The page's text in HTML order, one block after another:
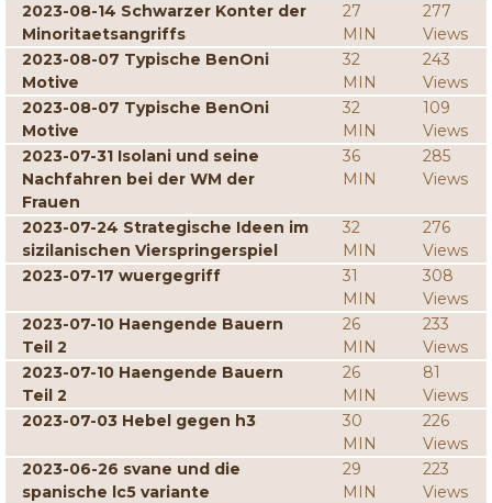
2023-08-14 Schwarzer Konter der
Minoritaetsangriffs
27
MIN
277
Views
2023-08-07 Typische BenOni
Motive
32
MIN
243
Views
2023-08-07 Typische BenOni
Motive
32
MIN
109
Views
2023-07-31 Isolani und seine
Nachfahren bei der WM der
Frauen
36
MIN
285
Views
2023-07-24 Strategische Ideen im
sizilanischen Vierspringerspiel
32
MIN
276
Views
2023-07-17 wuergegriff
31
MIN
308
Views
2023-07-10 Haengende Bauern
Teil 2
26
MIN
233
Views
2023-07-10 Haengende Bauern
Teil 2
26
MIN
81
Views
2023-07-03 Hebel gegen h3
30
MIN
226
Views
2023-06-26 svane und die
spanische lc5 variante
29
MIN
223
Views